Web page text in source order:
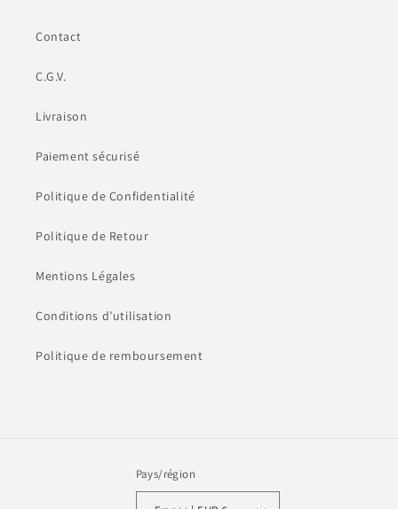
Contact
C.G.V.
Livraison
Paiement sécurisé
Politique de Confidentialité
Politique de Retour
Mentions Légales
Conditions d’utilisation
Politique de remboursement
Pays/région